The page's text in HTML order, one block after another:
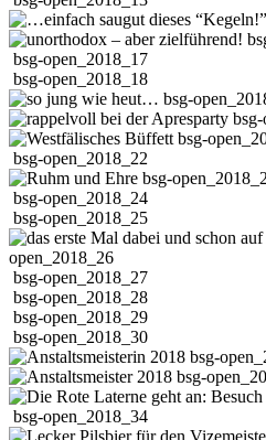
bsg-open_2018_17
bsg-open_2018_18
bsg-
bsg-
bsg-open_2018_22
bsg-
bsg-open_2018_24
bsg-open_2018_25
open_2018_26
bsg-open_2018_27
bsg-open_2018_28
bsg-open_2018_29
bsg-open_2018_30
bsg-
bsg-
bsg-open_2018_34